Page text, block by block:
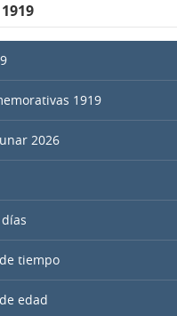
1919
2026
tiempo
edad